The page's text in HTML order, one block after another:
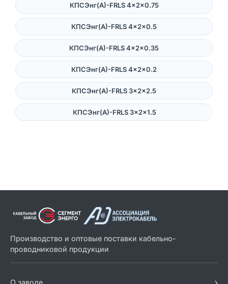
КПСЭнг(А)-FRLS 4×2×0.75
КПСЭнг(А)-FRLS 4×2×0.5
КПСЭнг(А)-FRLS 4×2×0.35
КПСЭнг(А)-FRLS 4×2×0.2
КПСЭнг(А)-FRLS 3×2×2.5
КПСЭнг(А)-FRLS 3×2×1.5
Производство и оптовые поставки кабельно-
проводниковой продукции